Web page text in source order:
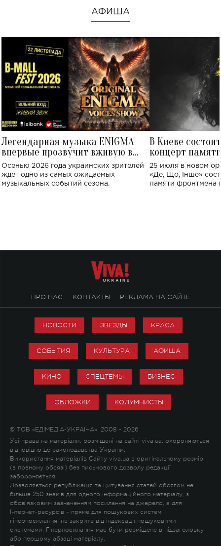
АФИША
Легендарная музыка ENIGMA
впервые прозвучит вживую в
Украине: где состоится концерт
Осенью 2026 года украинских зрителей
ждет одно из самых ожидаемых
музыкальных событий сезона.
В Киеве
концерт
Клименко:
исполнят песни
25 июля в новом
«Де, Що, Інше»
памяти фронтмена
ПРО НАС КОНТАКТЫ РЕКЛАМА НА САЙТЕ
НОВОСТИ ЗВЕЗДЫ КРАСА
СОБЫТИЯ КУЛЬТУРА АФИША
КИНО СПЕЦТЕМЫ БИЗНЕС
ОБЛОЖКИ КОЛУМНИСТЫ
© ТОВ «ЕДІМЕДІА-УКРАЇНА», 2008 - 2026
Усі права на матеріали, розміщені на сайті viva.ua, охороняються
відповідно до законодавства України.
Використання матеріалів Сайту viva.ua в оригінальному розмірі
(в повному обсязі) без письмового дозволу редакції
забороняється.
Дозволяється републікація та цитування статей обсягом не
більше 250 знаків для одного інформаційного матеріалу, з
обов'язковим зазначенням посилання на джерело, а для
Інтернет-ресурсів – пряме для пошукових систем
гіперпосилання, не закрите від індексації пошуковими
системами. Гіперпосилання має бути розміщене в підзаголовку
або першому абзаці матеріалу.